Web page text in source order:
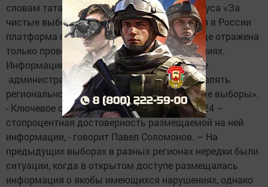
словам татарстанского координатора Корпуса «За
чистые выборы», сегодня это единственная в России
платформа по наблюдению за выборами, где отражена
только проверенная информация о нарушениях.
Информацию о происходящем в Татарстане
администраторам ресурса будет предоставлять
региональное отделение Корпуса «За чистые выборы».
- Ключевое отличие Карты сообщений НОМ24 –
стопроцентная достоверность размещаемой на ней
информации, - говорит Павел Соломонов. – На
предыдущих выборах в разных регионах нередки были
ситуации, когда в открытом доступе размещалась
информация о якобы имеющихся нарушениях, однако